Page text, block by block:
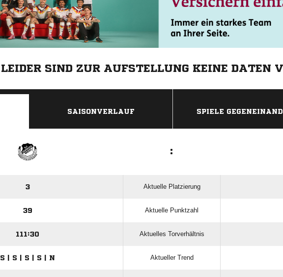
LEIDER SIND ZUR AUFSTELLUNG KEINE DATEN
SAISONVERLAUF SPIELE
:
3 Aktuelle Platzierung
39 Aktuelle Punktzahl
111:30 Aktuelles Torverhältnis
S | S | S | S | N Aktueller Trend